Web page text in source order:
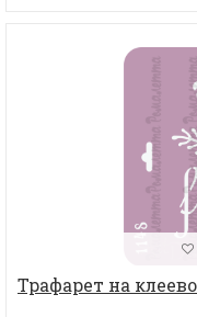
Трафарет на